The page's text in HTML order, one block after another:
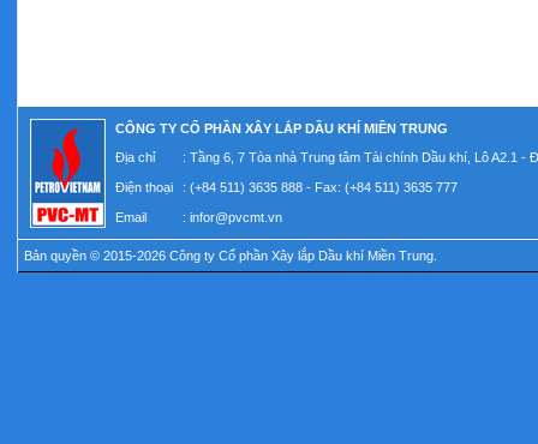
CÔNG TY CỔ PHẦN XÂY LẮP DẦU KHÍ MIỀN TRUNG
Địa chỉ
: Tầng 6, 7 Tòa nhà Trung tâm Tài chính Dầu khí, Lô A2.1
Điện thoại : (+84 511) 3635 888 - Fax: (+84 511) 3635 777
Email : infor@pvcmt.vn
Bản quyền © 2015-2026 Công ty Cổ phần Xây lắp Dầu khí Miền Trung.